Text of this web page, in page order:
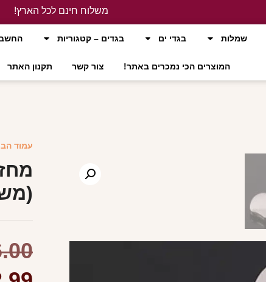
משלוח חינם לכל הארץ!
שמלות בגדי ים בגדים – קטגוריות
המוצרים הכי נמכרים באתר! צור קשר תקנון האתר
עמוד